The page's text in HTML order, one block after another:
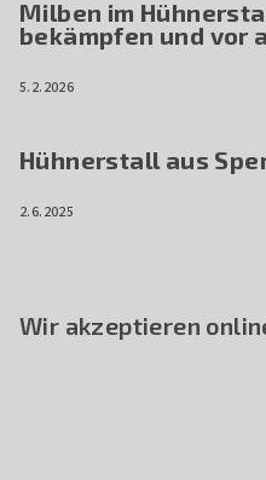
Milben im
bekämpfen und vor
5.2.2026
Hühnerstall aus
2.6.2025
Wir akzeptieren